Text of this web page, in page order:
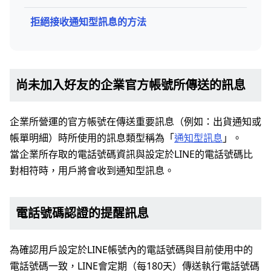
拒絕接收通知型訊息的方法
尚未加入好友的企業官方帳號所傳送的訊息
企業所營運的官方帳號在傳送重要訊息（例如：出貨通知或
帳單明細）時所使用的訊息類型稱為「通知型訊息 」。
當企業所存取的電話號碼資訊與設定於LINE的電話號碼比
對相符時，用戶將會收到通知型訊息。
電話號碼認證的提醒訊息
為確認用戶設定於LINE帳號內的電話號碼與目前使用中的
電話號碼一致，LINE會定期（每180天）傳送執行電話號碼